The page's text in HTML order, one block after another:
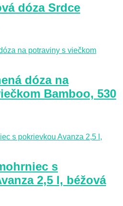
dóza Srdce
dóza na
Bamboo, 530
s
2,5 l, béžová